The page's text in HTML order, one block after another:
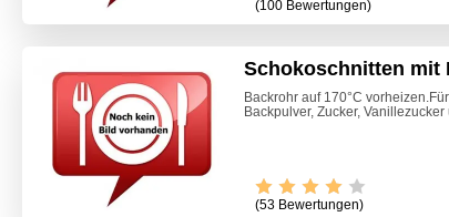
(100 Bewertungen)
Schokoschnitten mit
Backrohr auf 170°C
Backpulver, Zucker,
(53 Bewertungen)